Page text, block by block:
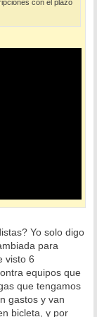
con el plazo
Yo solo digo
para
visto 6
equipos que
que tengamos
gastos y van
bicleta, y por